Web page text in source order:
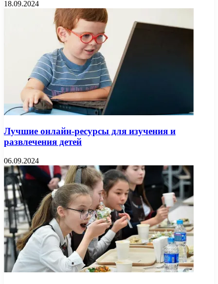
18.09.2024
Лучшие онлайн-ресурсы для изучения и
развлечения детей
06.09.2024